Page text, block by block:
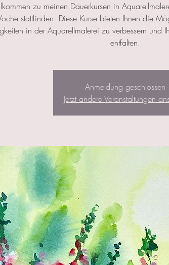
zu meinen Dauerkursen in
stattfinden. Diese Kurse bieten Ihnen die
in der Aquarellmalerei zu verbessern und
entfalten.
Anmeldung geschlossen
Jetzt andere Veranstaltungen